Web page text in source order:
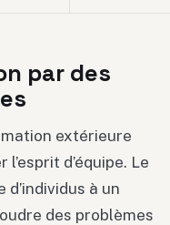
par des
extérieure
d’équipe. Le
d’individus à un
des problèmes